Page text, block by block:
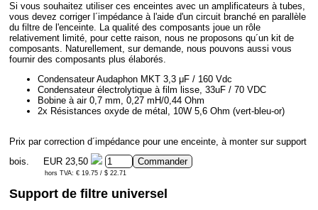
Si vous souhaitez utiliser ces enceintes avec un amplificateurs à tubes,
vous devez corriger l´impédance à l'aide d'un circuit branché en parallèle
du filtre de l'enceinte. La qualité des composants joue un rôle
relativement limité, pour cette raison, nous ne proposons qu´un kit de
composants. Naturellement, sur demande, nous pouvons aussi vous
fournir des composants plus élaborés.
Condensateur Audaphon MKT 3,3 μF / 160 Vdc
Condensateur électrolytique à film lisse, 33uF / 70 VDC
Bobine à air 0,7 mm, 0,27 mH/0,44 Ohm
2x Résistances oxyde de métal, 10W 5,6 Ohm (vert-bleu-or)
Prix par correction d´impédance pour une enceinte, à monter sur support
bois.
EUR 23,50
hors TVA: € 19.75 / $ 22.71
Support de filtre universel